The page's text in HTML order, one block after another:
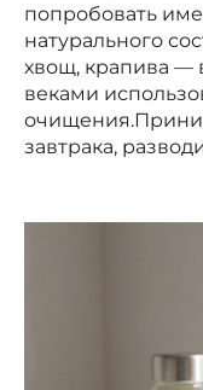
попробовать
натурального
хвощ, крапива —
веками
завтрака,